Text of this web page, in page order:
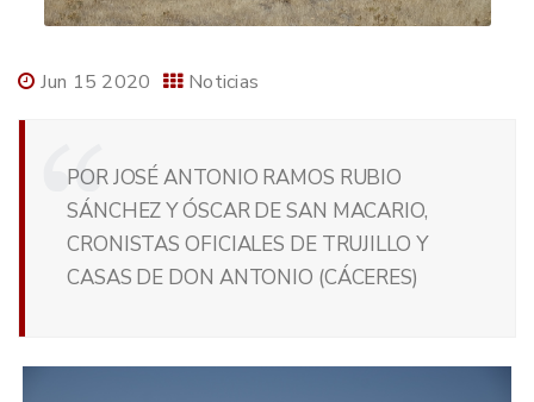
Jun 15 2020 Noticias
POR JOSÉ ANTONIO RAMOS RUBIO
SÁNCHEZ Y ÓSCAR DE SAN MACARIO,
CRONISTAS OFICIALES DE TRUJILLO Y
CASAS DE DON ANTONIO (CÁCERES)